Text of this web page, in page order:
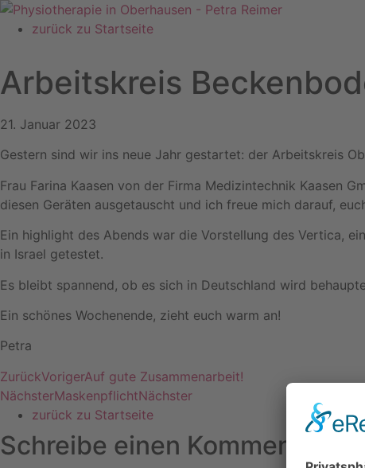
Zum
Inhalt zurück zu Startseite
Arbeitskreis
21. Januar 2023
Gestern sind wir ins neue Jahr gestartet: der Arbeitskreis
Frau Farina Kaasen von der Firma Medizintechnik Kaasen
diesen Geräten ausgetauscht und ich freue mich darauf,
Ein highlight des Abends war die Vorstellung des Vertica,
in Israel getestet.
Es bleibt spannend, ob es sich in Deutschland wird
Ein schönes Wochenende, zieht euch warm an!
Petra
ZurückVorigerAuf gute Zusammenarbeit!
NächsterMaskenpflichtNächster
zurück zu Startseite
Schreibe einen Kommentar